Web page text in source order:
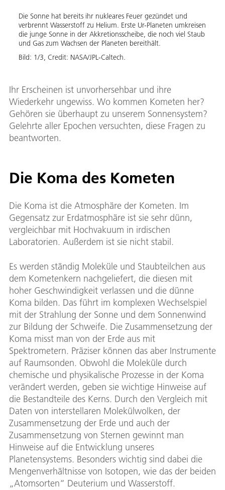
Die Sonne hat bereits ihr nukleares Feuer gezündet und
verbrennt Wasserstoff zu Helium. Erste Ur-Planeten umkreisen
die junge Sonne in der Akkretionsscheibe, die noch viel Staub
und Gas zum Wachsen der Planeten bereithält.
Bild: 1/3, Credit: NASA/JPL-Caltech.
Ihr Erscheinen ist unvorhersehbar und ihre
Wiederkehr ungewiss. Wo kommen Kometen her?
Gehören sie überhaupt zu unserem Sonnensystem?
Gelehrte aller Epochen versuchten, diese Fragen zu
beantworten.
Die Koma des Kometen
Die Koma ist die Atmosphäre der Kometen. Im
Gegensatz zur Erdatmosphäre ist sie sehr dünn,
vergleichbar mit Hochvakuum in irdischen
Laboratorien. Außerdem ist sie nicht stabil.
Es werden ständig Moleküle und Staubteilchen aus
dem Kometenkern nachgeliefert, die diesen mit
hoher Geschwindigkeit verlassen und die dünne
Koma bilden. Das führt im komplexen Wechselspiel
mit der Strahlung der Sonne und dem Sonnenwind
zur Bildung der Schweife. Die Zusammensetzung der
Koma misst man von der Erde aus mit
Spektrometern. Präziser können das aber Instrumente
auf Raumsonden. Obwohl die Moleküle durch
chemische und physikalische Prozesse in der Koma
verändert werden, geben sie wichtige Hinweise auf
die Bestandteile des Kerns. Durch den Vergleich mit
Daten von interstellaren Molekülwolken, der
Zusammensetzung der Erde und auch der
Zusammensetzung von Sternen gewinnt man
Hinweise auf die Entwicklung unseres
Planetensystems. Besonders wichtig sind dabei die
Mengenverhältnisse von Isotopen, wie das der beiden
„Atomsorten“ Deuterium und Wasserstoff.